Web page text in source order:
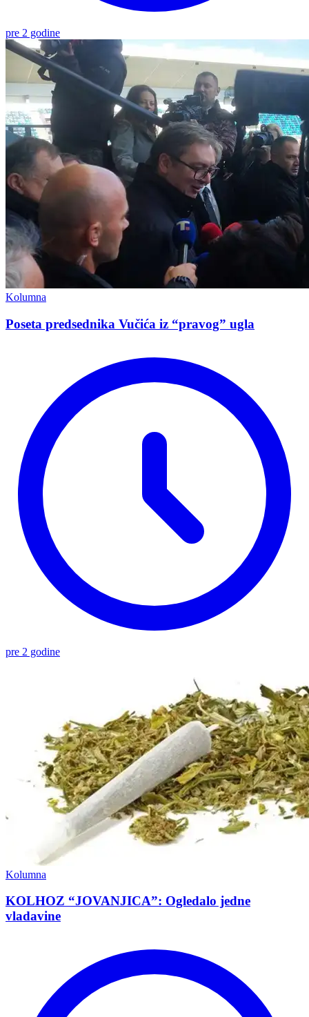
pre 2 godine
Kolumna
Poseta predsednika Vučića iz “pravog” ugla
pre 2 godine
Kolumna
KOLHOZ “JOVANJICA”: Ogledalo jedne
vladavine